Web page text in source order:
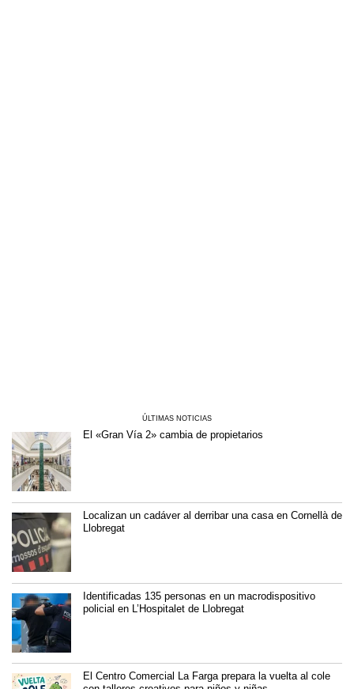
ÚLTIMAS NOTICIAS
El «Gran Vía 2» cambia de propietarios
Localizan un cadáver al derribar una casa en Cornellà de
Llobregat
Identificadas 135 personas en un macrodispositivo
policial en L’Hospitalet de Llobregat
El Centro Comercial La Farga prepara la vuelta al cole